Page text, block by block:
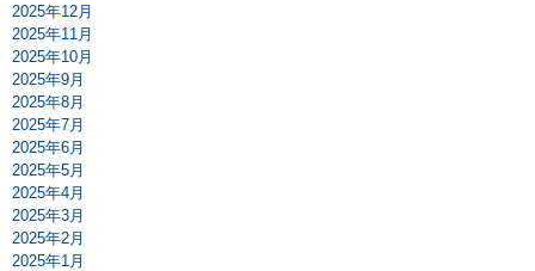
2025年12月
2025年11月
2025年10月
2025年9月
2025年8月
2025年7月
2025年6月
2025年5月
2025年4月
2025年3月
2025年2月
2025年1月